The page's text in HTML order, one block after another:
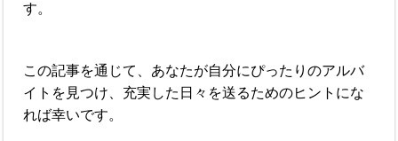
す。
この記事を通じて、あなたが自分にぴったりのアルバ
イトを見つけ、充実した日々を送るためのヒントにな
れば幸いです。